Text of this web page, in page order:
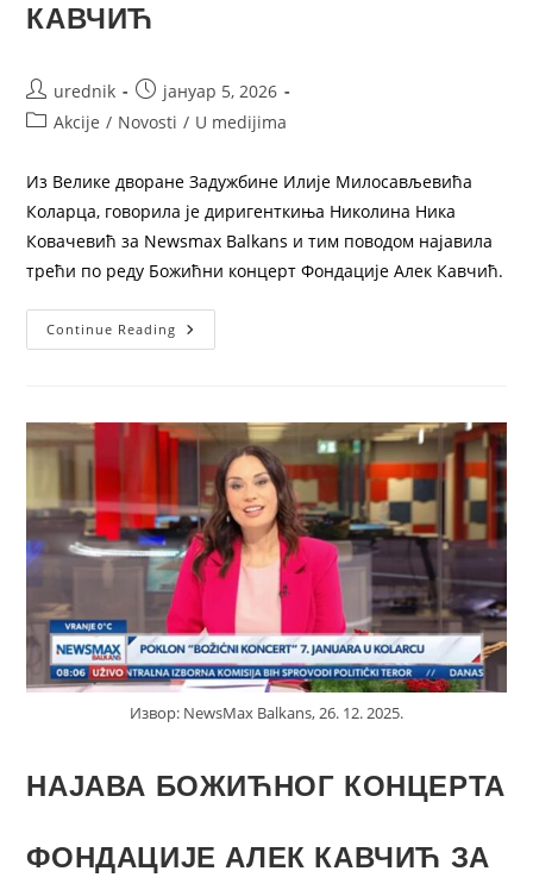
КАВЧИЋ
urednik
јануар 5, 2026
Akcije / Novosti / U medijima
Из Велике дворане Задужбине Илије Милосављевића
Коларца, говорила је диригенткиња Николина Ника
Ковачевић за Newsmax Balkans и тим поводом најавила
трећи по реду Божићни концерт Фондације Алек Кавчић.
Continue Reading
Извор: NewsMax Balkans, 26. 12. 2025.
НАЈАВА БОЖИЋНОГ КОНЦЕРТА
ФОНДАЦИЈЕ АЛЕК КАВЧИЋ ЗА